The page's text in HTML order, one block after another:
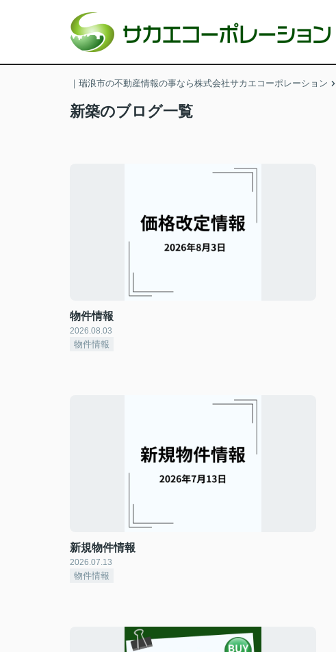
｜瑞浪市の不動産情報の事なら株式会社サカエコーポレーション
新築のブログ一覧
物件情報
2026.08.03
物件情報
新規物件情報
2026.07.13
物件情報